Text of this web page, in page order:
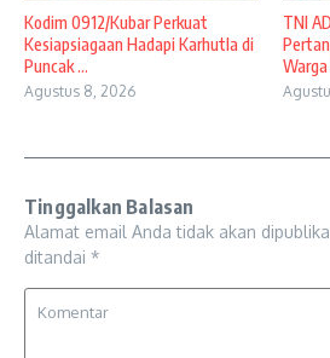
Kodim 0912/Kubar Perkuat
Kesiapsiagaan Hadapi Karhutla di
Puncak ...
Agustus 8, 2026
TNI
Warga
Tinggalkan Balasan
Alamat email Anda tidak akan
ditandai *